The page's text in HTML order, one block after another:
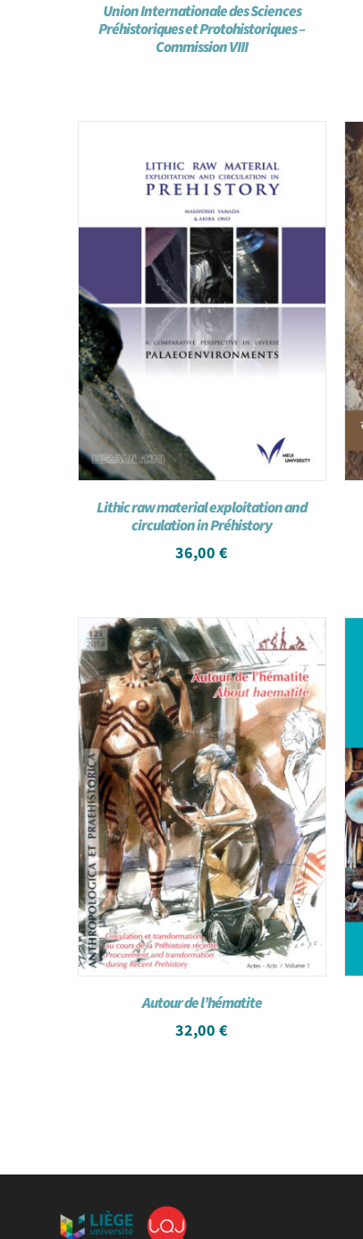
Union Internationale des Sciences
Préhistoriques et Protohistoriques –
Commission VIII
Lithic raw material exploitation and
circulation in Préhistory
36,00€
Autour de l’hématite
32,00€